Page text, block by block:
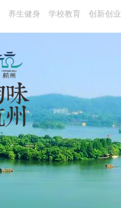
养生健身 学校教育 创新创业